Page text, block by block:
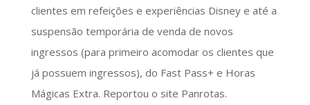
clientes em refeições e experiências Disney e até a
suspensão temporária de venda de novos
ingressos (para primeiro acomodar os clientes que
já possuem ingressos), do Fast Pass+ e Horas
Mágicas Extra. Reportou o site Panrotas.